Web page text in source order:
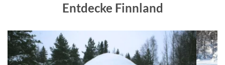
Entdecke Finnland